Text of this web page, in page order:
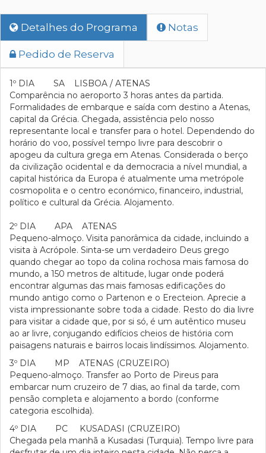
Detalhes do Programa Notas
Pedido de Reserva
1º DIA SA LISBOA / ATENAS
Comparência no aeroporto 3 horas antes da partida.
Formalidades de embarque e saída com destino a Atenas,
capital da Grécia. Chegada, assistência pelo nosso
representante local e transfer para o hotel. Dependendo do
horário do voo, possível tempo livre para descobrir o
apogeu da cultura grega em Atenas. Considerada o berço
da civilização ocidental e da democracia a nível mundial, a
capital histórica da Europa é atualmente uma metrópole
cosmopolita e o centro económico, financeiro, industrial,
político e cultural da Grécia. Alojamento.
2º DIA APA ATENAS
Pequeno-almoço. Visita panorâmica da cidade, incluindo a
visita à Acrópole. Sinta-se um verdadeiro Deus grego
quando chegar ao topo da colina rochosa mais famosa do
mundo, a 150 metros de altitude, lugar onde poderá
encontrar algumas das mais famosas edificações do
mundo antigo como o Partenon e o Erecteion. Aprecie a
vista impressionante sobre toda a cidade. Resto do dia livre
para visitar a cidade que, por si só, é um autêntico museu
ao ar livre, conjugando edifícios cheios de história com
paisagens naturais e bairros locais lindíssimos. Alojamento.
3º DIA MP ATENAS (CRUZEIRO)
Pequeno-almoço. Transfer ao Porto de Pireus para
embarcar num cruzeiro de 7 dias, ao final da tarde, com
pensão completa e alojamento a bordo (conforme
categoria escolhida).
4º DIA PC KUSADASI (CRUZEIRO)
Chegada pela manhã a Kusadasi (Turquia). Tempo livre para